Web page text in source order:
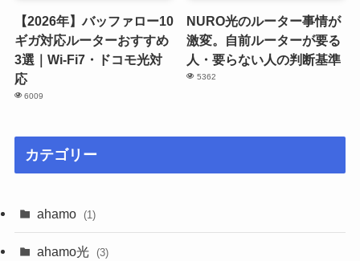
【2026年】バッファロー10
ギガ対応ルーターおすすめ
3選｜Wi-Fi7・ドコモ光対
応
6009
NURO光のルーター事情が
激変。自前ルーターが要る
人・要らない人の判断基準
5362
カテゴリー
ahamo (1)
ahamo光 (3)